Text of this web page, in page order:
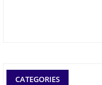
CATEGORIES